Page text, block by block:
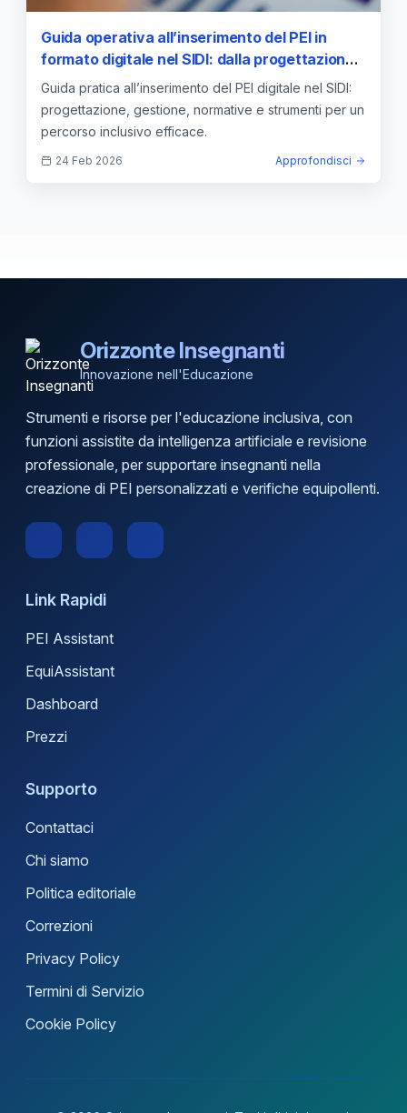
Guida operativa all’inserimento del PEI in
formato digitale nel SIDI: dalla progettazione
educativa alla gestione digitale del Piano
Educativo Individualizzato —
approfondimento e guida
Guida pratica all’inserimento del PEI digitale nel SIDI:
progettazione, gestione, normative e strumenti per un
percorso inclusivo efficace.
24 Feb 2026 Approfondisci
Orizzonte Insegnanti
Innovazione nell'Educazione
Strumenti e risorse per l'educazione inclusiva, con
funzioni assistite da intelligenza artificiale e revisione
professionale, per supportare insegnanti nella
creazione di PEI personalizzati e verifiche equipollenti.
Link Rapidi
PEI Assistant
EquiAssistant
Dashboard
Prezzi
Supporto
Contattaci
Chi siamo
Politica editoriale
Correzioni
Privacy Policy
Termini di Servizio
Cookie Policy